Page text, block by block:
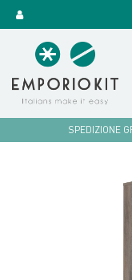
SPEDIZIONE